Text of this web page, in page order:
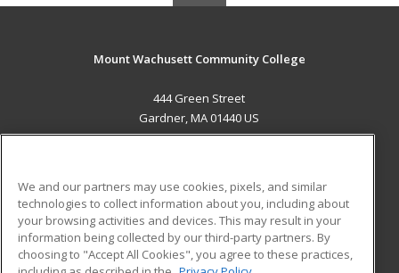
Mount Wachusett Community College
444 Green Street
Gardner, MA 01440 US
ADDITIONAL RESOURCES
Military
Financial Assistance
Student Blog
We and our partners may use cookies, pixels, and similar
technologies to collect information about you, including about
your browsing activities and devices. This may result in your
information being collected by our third-party partners. By
choosing to "Accept All Cookies", you agree to these practices,